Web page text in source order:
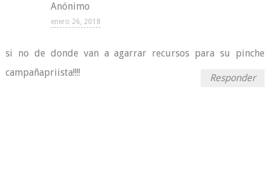
Anónimo
enero 26, 2018
si no de donde van a agarrar recursos para su pinche
campañapriista!!!!
Responder